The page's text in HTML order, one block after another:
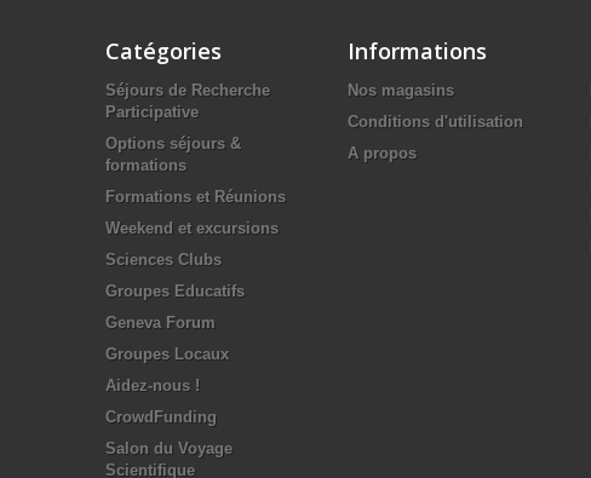
Catégories
Séjours de Recherche
Participative
Options séjours &
formations
Formations et Réunions
Weekend et excursions
Sciences Clubs
Groupes Educatifs
Geneva Forum
Groupes Locaux
Aidez-nous !
CrowdFunding
Salon du Voyage
Scientifique
Informations
Nos magasins
Conditions d'utilisation
A propos